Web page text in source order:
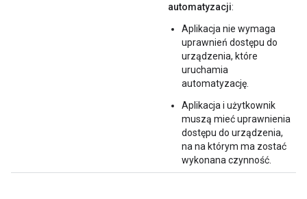
automatyzacji:
Aplikacja nie wymaga
uprawnień dostępu do
urządzenia, które
uruchamia
automatyzację.
Aplikacja i użytkownik
muszą mieć uprawnienia
dostępu do urządzenia,
na na którym ma zostać
wykonana czynność.